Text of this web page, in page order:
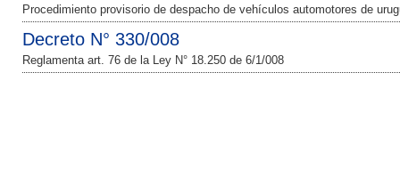
Procedimiento provisorio de despacho de vehículos automotores de
Decreto N° 330/008
Reglamenta art. 76 de la Ley N° 18.250 de 6/1/008